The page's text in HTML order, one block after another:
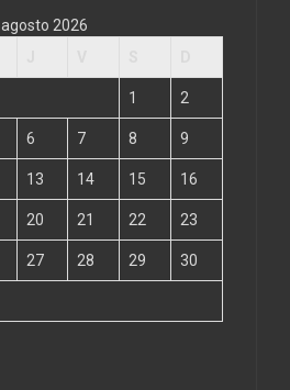
agosto 2026
1 2
6 7 8 9
13 14 15 16
20 21 22 23
27 28 29 30